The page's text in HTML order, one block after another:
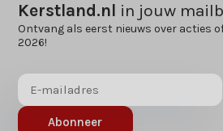
Kerstland.nl in jouw
Ontvang als eerst nieuws over acties
2026!
Abonneer